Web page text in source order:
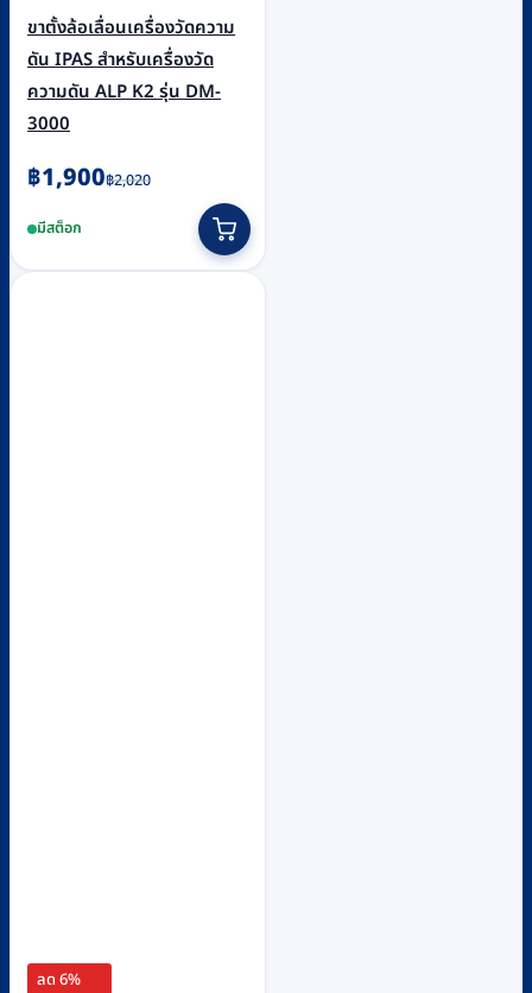
ขาตั้งล้อเลื่อนเครื่องวัดความ
ดัน IPAS สำหรับเครื่องวัด
ความดัน ALP K2 รุ่น DM-
3000
฿2,020
Original
was:
฿2,020.
฿1,900
Current
is:
฿1,900.
มีสต็อก
ลด 6%